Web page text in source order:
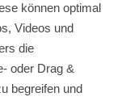
können optimal
Videos und
die
oder Drag &
begreifen und